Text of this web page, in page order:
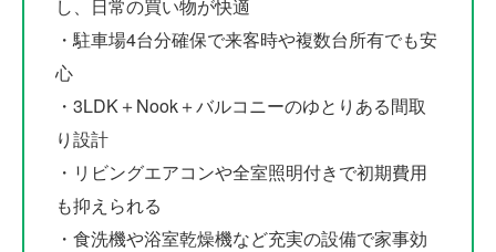
し、日常の買い物が快適
・駐車場4台分確保で来客時や複数台所有でも安
心
・3LDK＋Nook＋バルコニーのゆとりある間取
り設計
・リビングエアコンや全室照明付きで初期費用
も抑えられる
・食洗機や浴室乾燥機など充実の設備で家事効